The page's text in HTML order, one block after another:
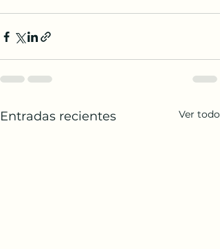
Entradas recientes Ver todo